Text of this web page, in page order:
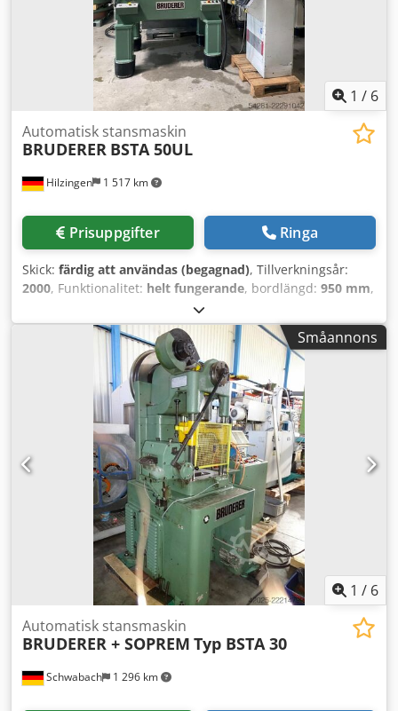
1 / 6
Hilzingen 1 517 km
Automatisk stansmaskin
BRUDERER BSTA 50UL
Prisuppgifter Ringa
Skick: färdig att användas (begagnad), Tillverkningsår:
2000, Funktionalitet: helt fungerande, bordlängd: 950 mm,
, presskraft:
Bruderer BSTA 50UL, - Bord 950 mm - Maskinen genomgår
en partiell mekanisk renovering Codpfx Aiszkkxcs Tjrf - BBV
202/120 Kontakta oss för en detaljerad offert!
Småannons
1 / 6
Schwabach 1 296 km
Automatisk stansmaskin
BRUDERER + SOPREM Typ BSTA 30